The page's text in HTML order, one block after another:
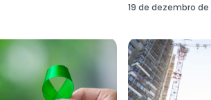
19 de dezembro de